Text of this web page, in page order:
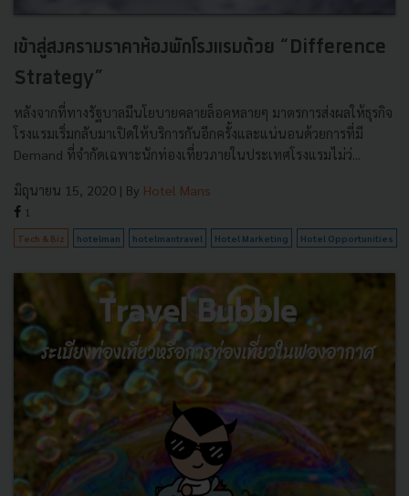
เข้าสู่สงครามราคาห้องพักโรงแรมด้วย “Difference
Strategy”
หลังจากที่ทางรัฐบาลมีนโยบายคลายล็อคหลายๆ มาตรการส่งผลให้ธุรกิจ
โรงแรมเริ่มกลับมาเปิดให้บริการกันอีกครั้งและแน่นอนด้วยการที่มี
Demand ที่จำกัดเฉพาะนักท่องเที่ยวภายในประเทศโรงแรมไม่ว่...
มิถุนายน 15, 2020 | By Hotel Mans
1
Tech & Biz hotelman hotelmantravel Hotel Marketing Hotel Opportunities